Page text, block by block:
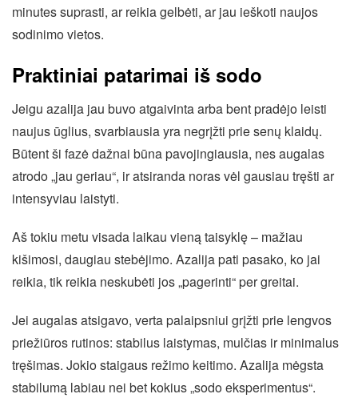
minutes suprasti, ar reikia gelbėti, ar jau ieškoti naujos
sodinimo vietos.
Praktiniai patarimai iš sodo
Jeigu azalija jau buvo atgaivinta arba bent pradėjo leisti
naujus ūglius, svarbiausia yra negrįžti prie senų klaidų.
Būtent ši fazė dažnai būna pavojingiausia, nes augalas
atrodo „jau geriau“, ir atsiranda noras vėl gausiau tręšti ar
intensyviau laistyti.
Aš tokiu metu visada laikau vieną taisyklę – mažiau
kišimosi, daugiau stebėjimo. Azalija pati pasako, ko jai
reikia, tik reikia neskubėti jos „pagerinti“ per greitai.
Jei augalas atsigavo, verta palaipsniui grįžti prie lengvos
priežiūros rutinos: stabilus laistymas, mulčias ir minimalus
tręšimas. Jokio staigaus režimo keitimo. Azalija mėgsta
stabilumą labiau nei bet kokius „sodo eksperimentus“.